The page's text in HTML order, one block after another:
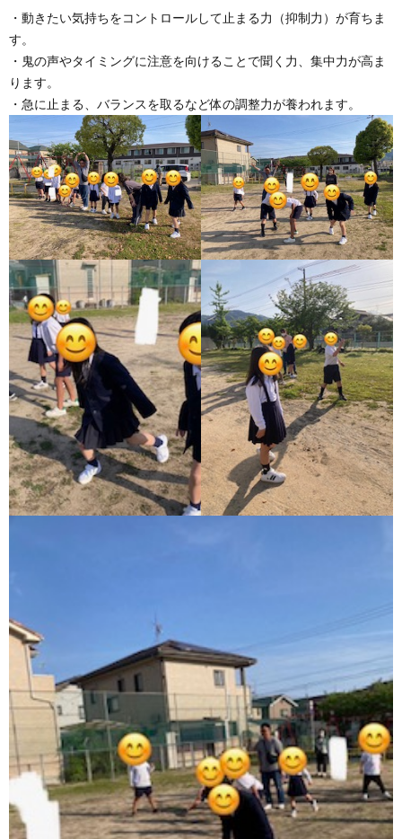
・動きたい気持ちをコントロールして止まる力（抑制力）が育ちま
す。
・鬼の声やタイミングに注意を向けることで聞く力、集中力が高ま
ります。
・急に止まる、バランスを取るなど体の調整力が養われます。